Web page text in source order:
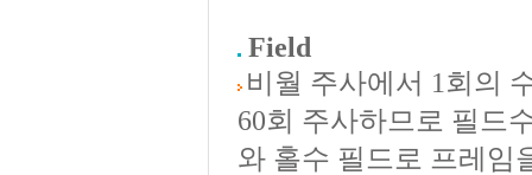
Field
비월 주사에서 1회의
60회 주사하므로 필드
와 홀수 필드로 프레임